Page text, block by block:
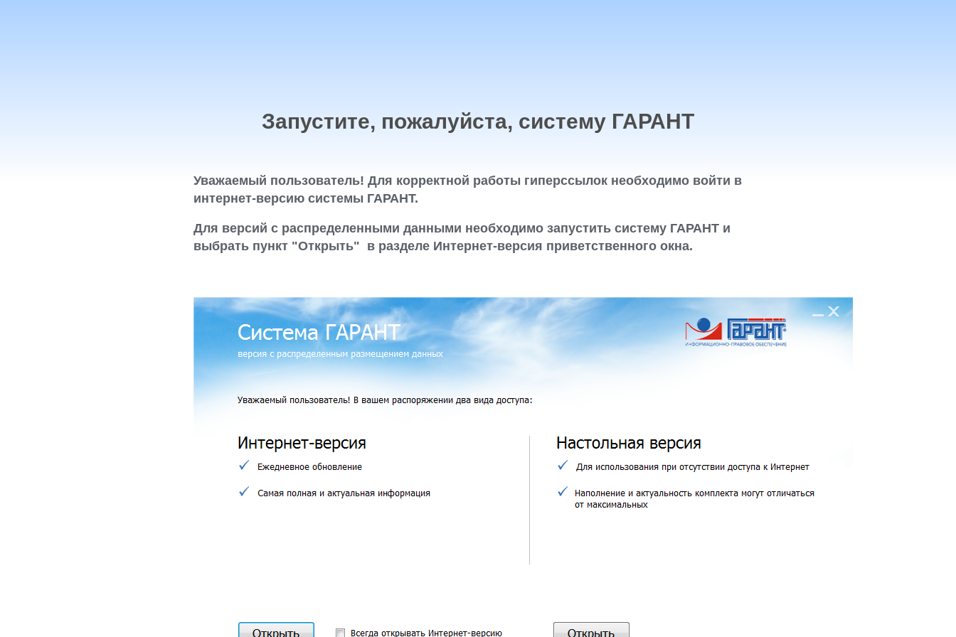
Запустите, пожалуйста, систему ГАРАНТ
Уважаемый пользователь! Для корректной работы гиперссылок необходимо войти в
интернет-версию системы ГАРАНТ.
Для версий с распределенными данными необходимо запустить систему ГАРАНТ и
выбрать пункт "Открыть" в разделе Интернет-версия приветственного окна.